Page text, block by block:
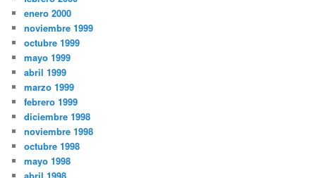
enero 2000
noviembre 1999
octubre 1999
mayo 1999
abril 1999
marzo 1999
febrero 1999
diciembre 1998
noviembre 1998
octubre 1998
mayo 1998